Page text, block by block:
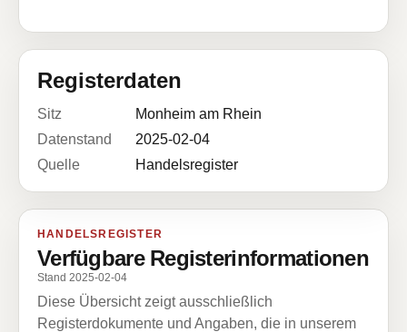
Registerdaten
Sitz
Monheim am Rhein
Datenstand
2025-02-04
Quelle
Handelsregister
HANDELSREGISTER
Verfügbare Registerinformationen
Stand 2025-02-04
Diese Übersicht zeigt ausschließlich
Registerdokumente und Angaben, die in unserem